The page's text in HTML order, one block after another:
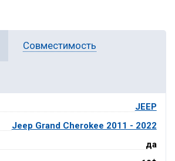
Совместимость
JEEP
Jeep Grand Cherokee 2011 - 2022
да